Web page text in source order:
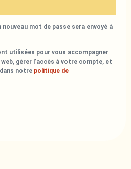
mot de passe sera envoyé à
utilisées pour vous accompagner
gérer l’accès à votre compte, et
notre politique de